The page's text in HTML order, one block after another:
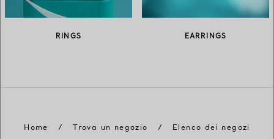
RINGS EARRINGS
Home / Trova un negozio / Elenco dei negozi